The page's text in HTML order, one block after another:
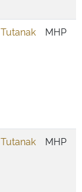
Tutanak MHP
Tutanak MHP